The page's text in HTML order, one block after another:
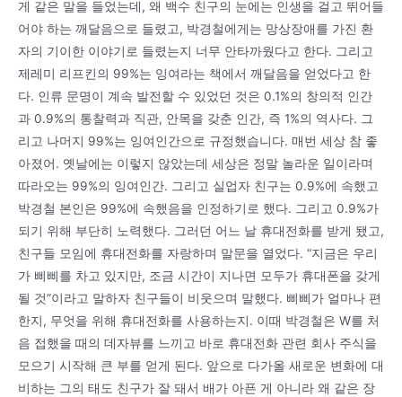
게 같은 말을 들었는데, 왜 백수 친구의 눈에는 인생을 걸고 뛰어들
어야 하는 깨달음으로 들렸고, 박경철에게는 망상장애를 가진 환
자의 기이한 이야기로 들렸는지 너무 안타까웠다고 한다. 그리고
제레미 리프킨의 99%는 잉여라는 책에서 깨달음을 얻었다고 한
다. 인류 문명이 계속 발전할 수 있었던 것은 0.1%의 창의적 인간
과 0.9%의 통찰력과 직관, 안목을 갖춘 인간, 즉 1%의 역사다. 그
리고 나머지 99%는 잉여인간으로 규정했습니다. 매번 세상 참 좋
아졌어. 옛날에는 이렇지 않았는데 세상은 정말 놀라운 일이라며
따라오는 99%의 잉여인간. 그리고 실업자 친구는 0.9%에 속했고
박경철 본인은 99%에 속했음을 인정하기로 했다. 그리고 0.9%가
되기 위해 부단히 노력했다. 그러던 어느 날 휴대전화를 받게 됐고,
친구들 모임에 휴대전화를 자랑하며 말문을 열었다. “지금은 우리
가 삐삐를 차고 있지만, 조금 시간이 지나면 모두가 휴대폰을 갖게
될 것”이라고 말하자 친구들이 비웃으며 말했다. 삐삐가 얼마나 편
한지, 무엇을 위해 휴대전화를 사용하는지. 이때 박경철은 W를 처
음 접했을 때의 데자뷰를 느끼고 바로 휴대전화 관련 회사 주식을
모으기 시작해 큰 부를 얻게 된다. 앞으로 다가올 새로운 변화에 대
비하는 그의 태도 친구가 잘 돼서 배가 아픈 게 아니라 왜 같은 장